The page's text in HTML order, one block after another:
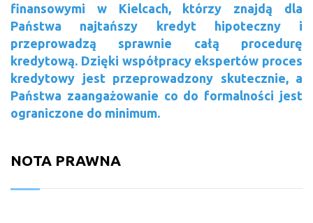
finansowymi w Kielcach, którzy znajdą dla
Państwa najtańszy kredyt hipoteczny i
przeprowadzą sprawnie całą procedurę
kredytową. Dzięki współpracy ekspertów proces
kredytowy jest przeprowadzony skutecznie, a
Państwa zaangażowanie co do formalności jest
ograniczone do minimum.
NOTA PRAWNA